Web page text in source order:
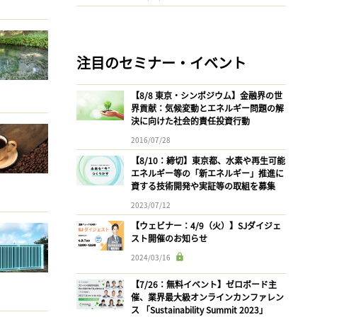
注目のセミナー・イベント
【8/8 東京・シンポジウム】金融界の世
界貢献：気候変動とエネルギー問題の解
決に向けた社会的責任投資行動
2016/07/28
【8/10：締切】東京都、水素や再生可能
エネルギー等の「新エネルギー」推進に
資する技術開発や実証等の取組を募集
2023/07/12
【ウェビナー：4/9（火）】SJダイジェ
スト開催のお知らせ
2024/03/16
【7/26：無料イベント】ゼロボード主
催、業界最大級オンラインカンファレン
ス 「Sustainability Summit 2023」